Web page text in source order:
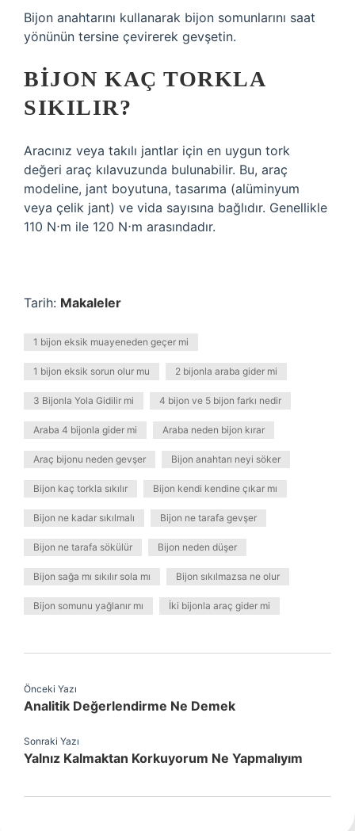
Bijon anahtarını kullanarak bijon somunlarını saat
yönünün tersine çevirerek gevşetin.
BIJON KAÇ TORKLA
SIKILIR?
Aracınız veya takılı jantlar için en uygun tork
değeri araç kılavuzunda bulunabilir. Bu, araç
modeline, jant boyutuna, tasarıma (alüminyum
veya çelik jant) ve vida sayısına bağlıdır. Genellikle
110 N⋅m ile 120 N⋅m arasındadır.
Tarih: Makaleler
1 bijon eksik muayeneden geçer mi
1 bijon eksik sorun olur mu 2 bijonla araba gider mi
3 Bijonla Yola Gidilir mi 4 bijon ve 5 bijon farkı nedir
Araba 4 bijonla gider mi Araba neden bijon kırar
Araç bijonu neden gevşer Bijon anahtarı neyi söker
Bijon kaç torkla sıkılır Bijon kendi kendine çıkar mı
Bijon ne kadar sıkılmalı Bijon ne tarafa gevşer
Bijon ne tarafa sökülür Bijon neden düşer
Bijon sağa mı sıkılır sola mı Bijon sıkılmazsa ne olur
Bijon somunu yağlanır mı İki bijonla araç gider mi
Önceki Yazı
Analitik Değerlendirme Ne Demek
Sonraki Yazı
Yalnız Kalmaktan Korkuyorum Ne Yapmalıyım